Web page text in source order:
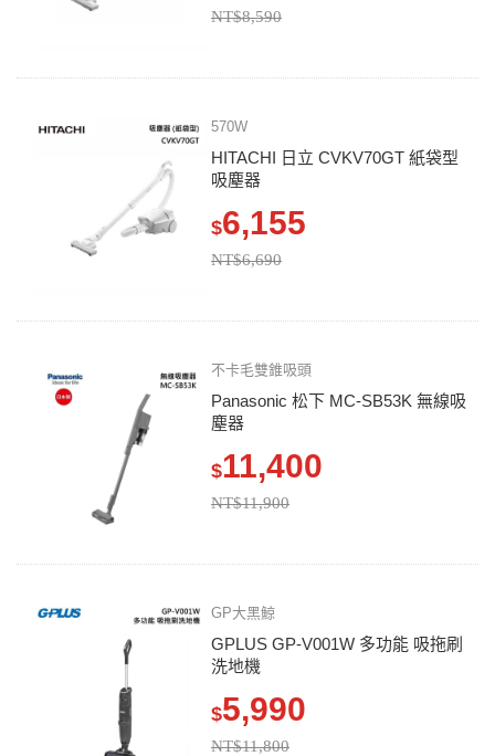
NT$8,590
570W
HITACHI 日立 CVKV70GT 紙袋型
吸塵器
$6,155
NT$6,690
不卡毛雙錐吸頭
Panasonic 松下 MC-SB53K 無線吸
塵器
$11,400
NT$11,900
GP大黑鯨
GPLUS GP-V001W 多功能 吸拖刷
洗地機
$5,990
NT$11,800